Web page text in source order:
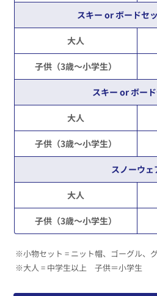
スキー or ボードセ
大人
子供（3歳～小学生）
スキー or ボー
大人
子供（3歳～小学生）
スノーウェ
大人
子供（3歳～小学生）
※小物セット = ニット帽、ゴーグル、
※大人 = 中学生以上 子供＝小学生